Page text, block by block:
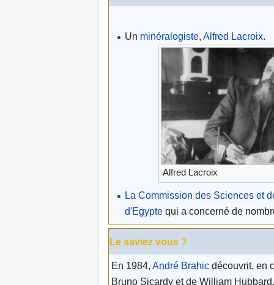
Un minéralogiste,Alfred Lacroix.
Alfred Lacroix
La Commission des Sciences et
d'Egypte qui a concerné de
Le saviez vous ?
En 1984, André Brahic découvrit, en
Bruno Sicardy et de William